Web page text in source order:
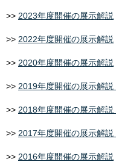
>> 2023年度開催の展示解説
>> 2022年度開催の展示解説
>> 2020年度開催の展示解説
>> 2019年度開催の展示解
>> 2018年度開催の展示解
>> 2017年度開催の展示解
>> 2016年度開催の展示解説